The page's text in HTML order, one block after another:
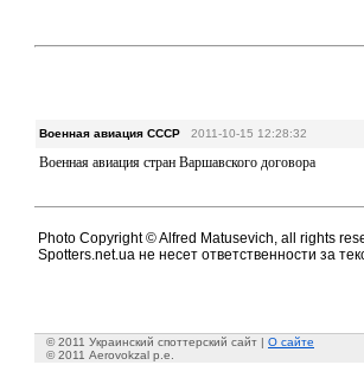
Военная авиация СССР 2011-10-15 12:28:32
Военная авиация стран Варшавского договора
Photo Copyright © Alfred Matusevich, all rights
Spotters.net.ua не несет ответственности за
© 2011 Украинский споттерский сайт | О сайте
© 2011 Aerovokzal p.e.